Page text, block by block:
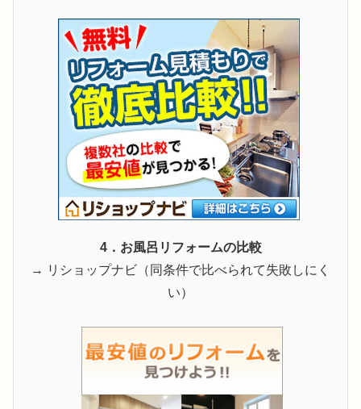
4．お風呂リフォームの比較
→ リショップナビ（同条件で比べられて失敗しにく
い）